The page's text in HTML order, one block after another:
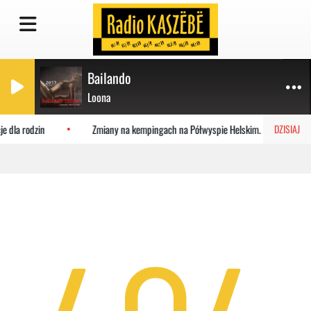
Bailando
Loona
DZISIAJ
dla rodzin Zmiany na kempingach na Półwyspie Helskim. Powstaje